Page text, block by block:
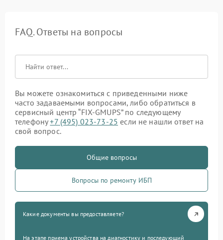
FAQ. Ответы на вопросы
Вы можете ознакомиться с приведенными ниже
часто задаваемыми вопросами, либо обратиться в
сервисный центр “FIX-GMUPS” по следующему
телефону+7 (495) 023-73-25 если не нашли ответ на
свой вопрос.
Общие вопросы
Вопросы по ремонту ИБП
Какие документы вы предоставляете?
На этапе приема устройства на диагностику и последующий